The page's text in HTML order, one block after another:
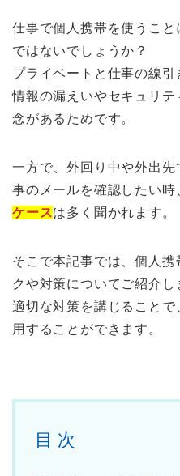
仕事で個人携帯を使うこ
ではないでしょうか？
プライベートと仕事の線引
情報の漏えいやセキュリ
念があるためです。
一方で、外回り中や外出
事のメールを確認したい時
ケースは多く聞かれます。
そこで本記事では、個人
クや対策についてご紹介し
適切な対策を講じることで
用することができます。
目 次